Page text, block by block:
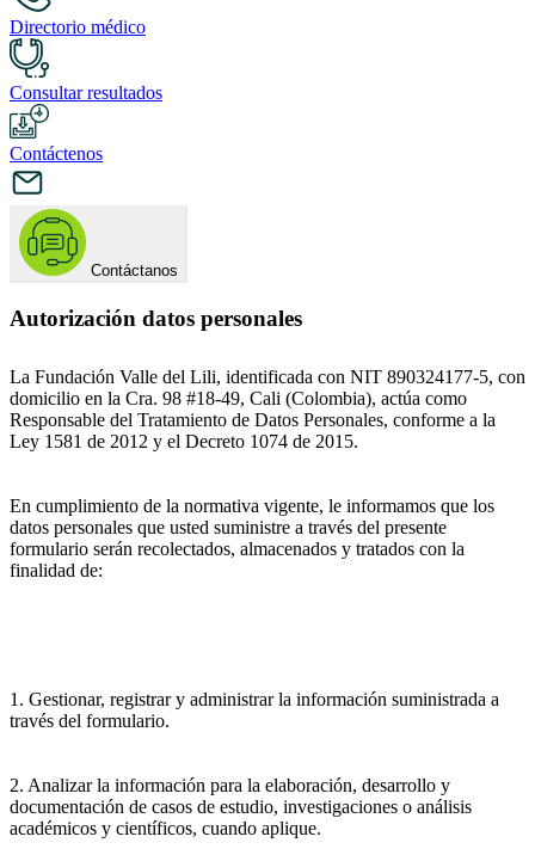
Directorio médico
Consultar resultados
Contáctenos
Contáctanos
Autorización datos personales
La Fundación Valle del Lili, identificada con NIT 890324177-5, con
domicilio en la Cra. 98 #18-49, Cali (Colombia), actúa como
Responsable del Tratamiento de Datos Personales, conforme a la
Ley 1581 de 2012 y el Decreto 1074 de 2015.
En cumplimiento de la normativa vigente, le informamos que los
datos personales que usted suministre a través del presente
formulario serán recolectados, almacenados y tratados con la
finalidad de:
1. Gestionar, registrar y administrar la información suministrada a
través del formulario.
2. Analizar la información para la elaboración, desarrollo y
documentación de casos de estudio, investigaciones o análisis
académicos y científicos, cuando aplique.